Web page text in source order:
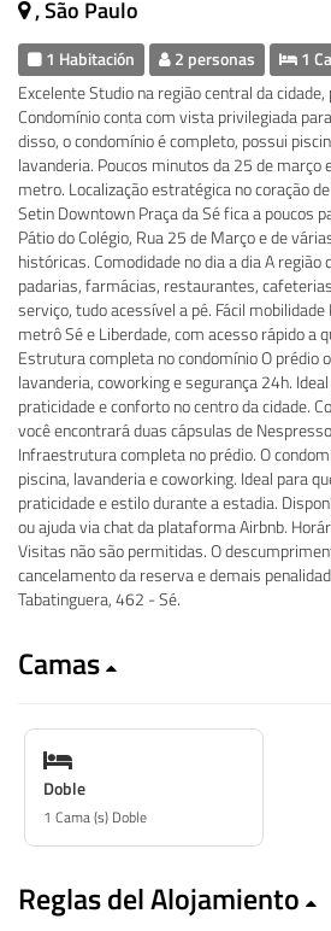
, São Paulo
1 Habitación 2 personas 1
Excelente Studio na região central da cidade,
Condomínio conta com vista privilegiada
disso, o condomínio é completo, possui
lavanderia. Poucos minutos da 25 de março
metro. Localização estratégica no coração
Setin Downtown Praça da Sé fica a poucos
Pátio do Colégio, Rua 25 de Março e de
históricas. Comodidade no dia a dia A região
padarias, farmácias, restaurantes,
serviço, tudo acessível a pé. Fácil
metrô Sé e Liberdade, com acesso rápido a
Estrutura completa no condomínio O prédio
lavanderia, coworking e segurança 24h.
praticidade e conforto no centro da cidade.
você encontrará duas cápsulas de
Infraestrutura completa no prédio. O
piscina, lavanderia e coworking. Ideal para
praticidade e estilo durante a estadia.
ou ajuda via chat da plataforma Airbnb.
Visitas não são permitidas. O
cancelamento da reserva e demais
Tabatinguera, 462 - Sé.
Camas
Doble
1 Cama (s) Doble
Reglas del Alojamiento